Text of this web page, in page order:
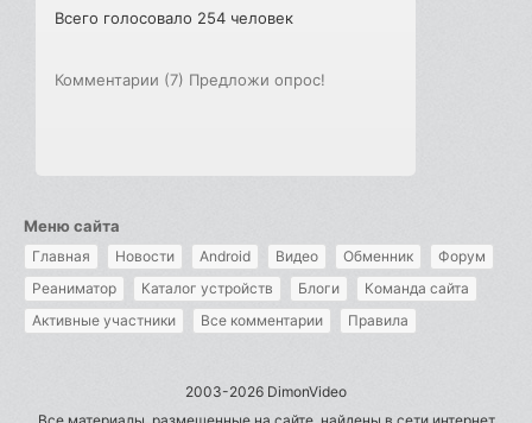
Всего голосовало 254 человек
Комментарии (7) Предложи опрос!
Меню сайта
Главная Новости Android Видео Обменник
Форум
Реаниматор
Каталог устройств Блоги
Команда сайта
Активные участники
Все комментарии Правила
2003-2026 DimonVideo